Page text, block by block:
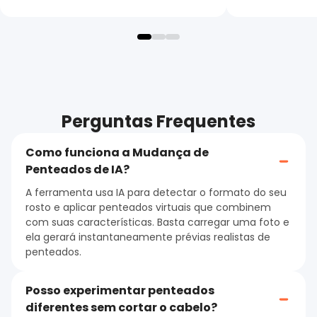
Perguntas Frequentes
Como funciona a Mudança de
Penteados de IA?
A ferramenta usa IA para detectar o formato do seu
rosto e aplicar penteados virtuais que combinem
com suas características. Basta carregar uma foto e
ela gerará instantaneamente prévias realistas de
penteados.
Posso experimentar penteados
diferentes sem cortar o cabelo?